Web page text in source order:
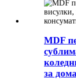
MDF
за